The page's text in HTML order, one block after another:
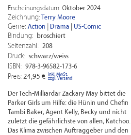
Erscheinungsdatum: Oktober 2024
Zeichnung: Terry Moore
Genre: Action Drama US-Comic
Bindung: broschiert
Seitenzahl: 208
Druck: schwarz/weiss
ISBN: 978-3-96582-173-6
Preis: 24,95 € inkl. MwSt.
zzgl. Versand
Der Tech-Milliardär Zackary May bittet die
Parker Girls um Hilfe: die Hünin und Chefin
Tambi Baker, Agent Kelly, Becky und nicht
zuletzt die gefährlichste von allen, Katchoo.
Das Klima zwischen Auftraggeber und den